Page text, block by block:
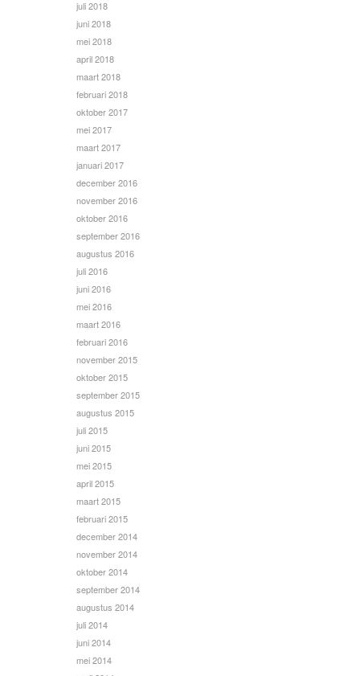
juli 2018
juni 2018
mei 2018
april 2018
maart 2018
februari 2018
oktober 2017
mei 2017
maart 2017
januari 2017
december 2016
november 2016
oktober 2016
september 2016
augustus 2016
juli 2016
juni 2016
mei 2016
maart 2016
februari 2016
november 2015
oktober 2015
september 2015
augustus 2015
juli 2015
juni 2015
mei 2015
april 2015
maart 2015
februari 2015
december 2014
november 2014
oktober 2014
september 2014
augustus 2014
juli 2014
juni 2014
mei 2014